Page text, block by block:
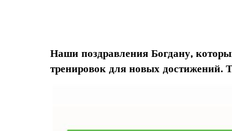
Наши поздравления Богдану,
тренировок для новых достижений.